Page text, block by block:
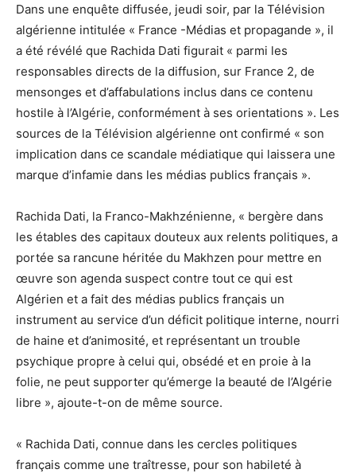
Dans une enquête diffusée, jeudi soir, par la Télévision
algérienne intitulée « France -Médias et propagande », il
a été révélé que Rachida Dati figurait « parmi les
responsables directs de la diffusion, sur France 2, de
mensonges et d’affabulations inclus dans ce contenu
hostile à l’Algérie, conformément à ses orientations ». Les
sources de la Télévision algérienne ont confirmé « son
implication dans ce scandale médiatique qui laissera une
marque d’infamie dans les médias publics français ».
Rachida Dati, la Franco-Makhzénienne, « bergère dans
les étables des capitaux douteux aux relents politiques, a
portée sa rancune héritée du Makhzen pour mettre en
œuvre son agenda suspect contre tout ce qui est
Algérien et a fait des médias publics français un
instrument au service d’un déficit politique interne, nourri
de haine et d’animosité, et représentant un trouble
psychique propre à celui qui, obsédé et en proie à la
folie, ne peut supporter qu’émerge la beauté de l’Algérie
libre », ajoute-t-on de même source.
« Rachida Dati, connue dans les cercles politiques
français comme une traîtresse, pour son habileté à